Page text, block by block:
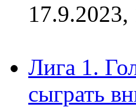
17.9.2023,
Лига 1.
сыграть